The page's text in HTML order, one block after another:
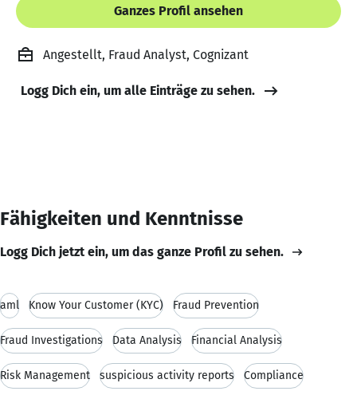
Ganzes Profil ansehen
Angestellt, Fraud Analyst, Cognizant
Logg Dich ein, um alle Einträge zu sehen.
Fähigkeiten und Kenntnisse
Logg Dich jetzt ein, um das ganze Profil zu sehen.
aml Know Your Customer (KYC) Fraud Prevention
Fraud Investigations Data Analysis Financial Analysis
Risk Management suspicious activity reports Compliance